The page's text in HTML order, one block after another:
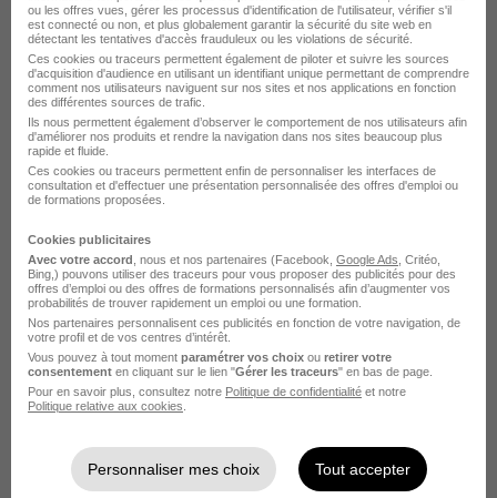
Chantiers de l'Atlantique Ingénieur en mécanique
Chantiers de l'Atlantique Projeteur en électricité
Voir plus
Postuler chez Chantiers de l'Atlantique
par Métier
Superviseur de travaux Chantiers de l'Atlantique
Responsable de travaux Chantiers de l'Atlantique
Technicien bureau d'étude Chantiers de l'Atlantique
Chef de projet informatique Chantiers de l'Atlantique
Ingénieur Chantiers de l'Atlantique
Technicien de mise en service Chantiers de l'Atlantique
Voir plus
ou les offres vues, gérer les processus d'identification de l'utilisateur, vérifier s'il
est connecté ou non, et plus globalement garantir la sécurité du site web en
détectant les tentatives d'accès frauduleux ou les violations de sécurité.
Ces cookies ou traceurs permettent également de piloter et suivre les sources
d'acquisition d'audience en utilisant un identifiant unique permettant de comprendre
comment nos utilisateurs naviguent sur nos sites et nos applications en fonction
des différentes sources de trafic.
Ils nous permettent également d’observer le comportement de nos utilisateurs afin
d'améliorer nos produits et rendre la navigation dans nos sites beaucoup plus
rapide et fluide.
Ces cookies ou traceurs permettent enfin de personnaliser les interfaces de
consultation et d'effectuer une présentation personnalisée des offres d'emploi ou
de formations proposées.
Cookies publicitaires
Avec votre accord , nous et nos partenaires (Facebook, Google Ads , Critéo,
Bing,) pouvons utiliser des traceurs pour vous proposer des publicités pour des
offres d’emploi ou des offres de formations personnalisés afin d’augmenter vos
probabilités de trouver rapidement un emploi ou une formation.
Nos partenaires personnalisent ces publicités en fonction de votre navigation, de
votre profil et de vos centres d’intérêt.
Vous pouvez à tout moment paramétrer vos choix ou retirer votre
consentement en cliquant sur le lien "Gérer les traceurs" en bas de page.
Pour en savoir plus, consultez notre Politique de confidentialité et notre
Politique relative aux cookies
Personnaliser mes choix Tout accepter